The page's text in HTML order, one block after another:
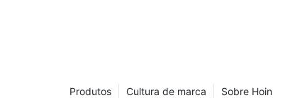
Sobre Hoin
Cultura de marca
Produtos